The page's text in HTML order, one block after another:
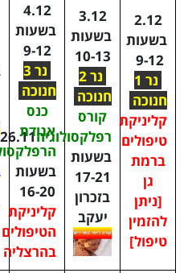
2.12
בשעות
9-12
נר 1
חנוכה
קליניקת
טיפולים
ברמת
גן
[ניתן
להזמין
טיפול]
3.12
בשעות
10-13
נר 2
חנוכה
קורס
רפלקסולוגיה26.11
בשעות
17-21
בזכרון
יעקב
4.12
בשעות
9-12
נר 3
חנוכה
כנס
אגודת
בשעות
16-20
קליניקת
הטיפולים
בהרצליה